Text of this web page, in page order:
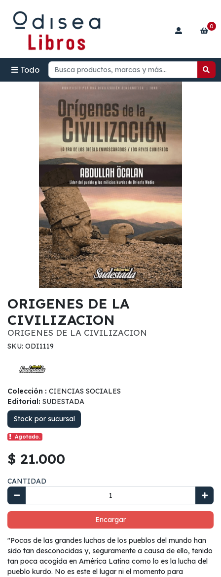
Todo
0
ORIGENES DE LA
CIVILIZACION
ORIGENES DE LA CIVILIZACION
SKU: ODI1119
Colección : CIENCIAS SOCIALES
Editorial: SUDESTADA
Stock por sucursal
Agotado.
$ 21.000
CANTIDAD
Encargar
"Pocas de las grandes luchas de los pueblos del mundo han
sido tan desconocidas y, seguramente a causa de ello, tenido
tan poca acogida en América Latina como lo es la lucha del
pueblo kurdo. No es este el lugar ni el momento para